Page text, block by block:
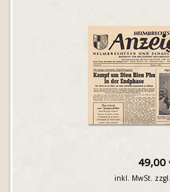
49,00
inkl. MwSt. zzgl.